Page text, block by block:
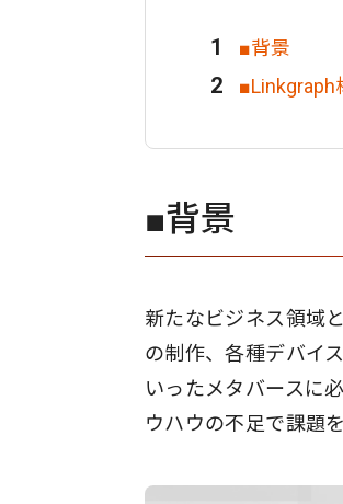
■背景
■Linkgraph
■背景
新たなビジネス領域
の制作、各種デバイ
いったメタバースに
ウハウの不足で課題